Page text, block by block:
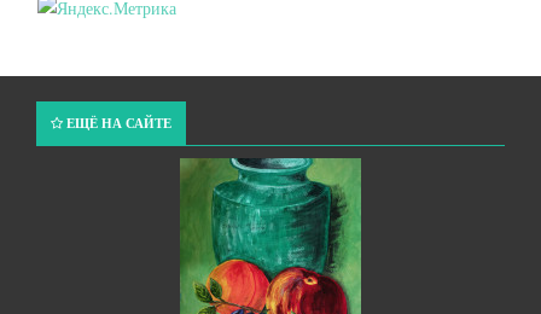
ЕЩЁ НА САЙТЕ